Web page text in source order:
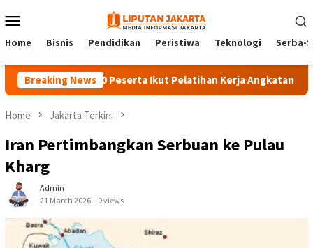
to
Menu
Home Bisnis Pendidikan Peristiwa Teknologi Serba-
Breaking News140 Peserta Ikut Pelatihan Kerja Angkatan 1 di PPKD
Home Jakarta Terkini
Iran Pertimbangkan Serbuan ke Pulau
Kharg
Admin
21 March 2026
0 views